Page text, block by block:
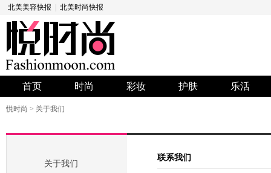
北美美容快报 北美时尚快报
首页 时尚 彩妆 护肤 乐活
悦时尚 > 关于我们
关于我们
联系我们